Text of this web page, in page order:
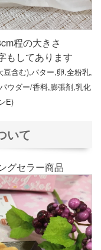
程の大きさ
もしてあります
含む),バター,卵,全粉乳,
ウダー/香料,膨張剤,乳化
E)
いて
グセラー商品